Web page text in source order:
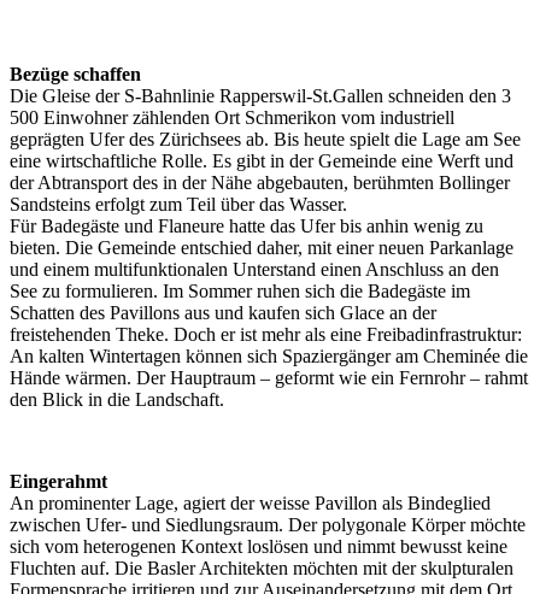
Bezüge schaffen
Die Gleise der S-Bahnlinie Rapperswil-St.Gallen schneiden den 3
500 Einwohner zählenden Ort Schmerikon vom industriell
geprägten Ufer des Zürichsees ab. Bis heute spielt die Lage am See
eine wirtschaftliche Rolle. Es gibt in der Gemeinde eine Werft und
der Abtransport des in der Nähe abgebauten, berühmten Bollinger
Sandsteins erfolgt zum Teil über das Wasser.
Für Badegäste und Flaneure hatte das Ufer bis anhin wenig zu
bieten. Die Gemeinde entschied daher, mit einer neuen Parkanlage
und einem multifunktionalen Unterstand einen Anschluss an den
See zu formulieren. Im Sommer ruhen sich die Badegäste im
Schatten des Pavillons aus und kaufen sich Glace an der
freistehenden Theke. Doch er ist mehr als eine Freibadinfrastruktur:
An kalten Wintertagen können sich Spaziergänger am Cheminée die
Hände wärmen. Der Hauptraum – geformt wie ein Fernrohr – rahmt
den Blick in die Landschaft.
Eingerahmt
An prominenter Lage, agiert der weisse Pavillon als Bindeglied
zwischen Ufer- und Siedlungsraum. Der polygonale Körper möchte
sich vom heterogenen Kontext loslösen und nimmt bewusst keine
Fluchten auf. Die Basler Architekten möchten mit der skulpturalen
Formensprache irritieren und zur Auseinandersetzung mit dem Ort